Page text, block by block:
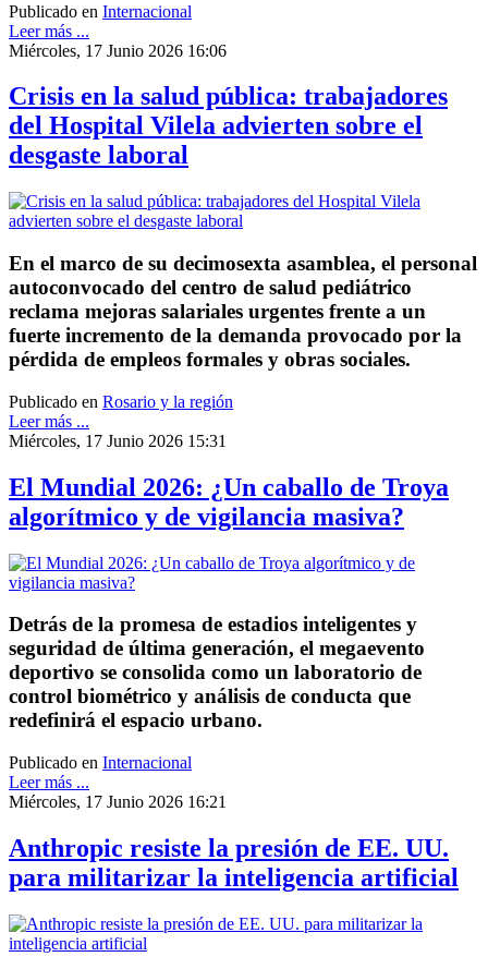
Publicado en Internacional
Leer más ...
Miércoles, 17 Junio 2026 16:06
Crisis en la salud pública: trabajadores
del Hospital Vilela advierten sobre el
desgaste laboral
En el marco de su decimosexta asamblea, el personal
autoconvocado del centro de salud pediátrico
reclama mejoras salariales urgentes frente a un
fuerte incremento de la demanda provocado por la
pérdida de empleos formales y obras sociales.
Publicado en Rosario y la región
Leer más ...
Miércoles, 17 Junio 2026 15:31
El Mundial 2026: ¿Un caballo de Troya
algorítmico y de vigilancia masiva?
Detrás de la promesa de estadios inteligentes y
seguridad de última generación, el megaevento
deportivo se consolida como un laboratorio de
control biométrico y análisis de conducta que
redefinirá el espacio urbano.
Publicado en Internacional
Leer más ...
Miércoles, 17 Junio 2026 16:21
Anthropic resiste la presión de EE. UU.
para militarizar la inteligencia artificial